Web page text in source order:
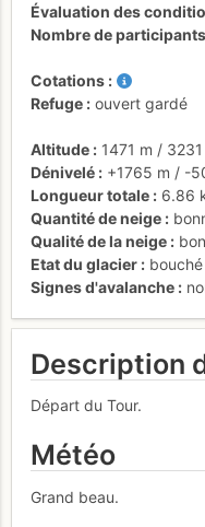
Évaluation des
Nombre de participants
Cotations
Refuge
ouvert gardé
Altitude 1471 m /
Dénivelé
+1765 m / -
Longueur totale
6.86
Quantité de neige
Qualité de la neige
Etat du glacier
Signes d'avalanche
Description
Départ du Tour.
Météo
Grand beau.